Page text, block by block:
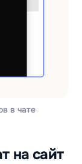
в чате
на сайт